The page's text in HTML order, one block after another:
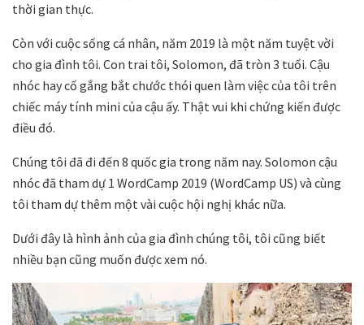
thời gian thực.
Còn với cuộc sống cá nhân, năm 2019 là một năm tuyệt vời
cho gia đình tôi. Con trai tôi, Solomon, đã tròn 3 tuổi. Cậu
nhóc hay cố gắng bắt chước thói quen làm việc của tôi trên
chiếc máy tính mini của cậu ấy. Thật vui khi chứng kiến được
điều đó.
Chúng tôi đã đi đến 8 quốc gia trong năm nay. Solomon cậu
nhóc đã tham dự 1 WordCamp 2019 (WordCamp US) và cùng
tôi tham dự thêm một vài cuộc hội nghị khác nữa.
Dưới đây là hình ảnh của gia đình chúng tôi, tôi cũng biết
nhiều bạn cũng muốn được xem nó.